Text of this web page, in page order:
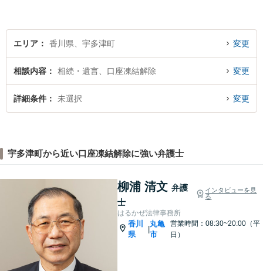
エリア 香川県、宇多津町 変更
相談内容 相続・遺言、口座凍結解除 変更
詳細条件 未選択 変更
宇多津町から近い口座凍結解除に強い弁護士
柳浦 清文 弁護
士
インタビューを見
る
はるかぜ法律事務所
香川
県
|
丸亀
市
営業時間：08:30~20:00（平
日）